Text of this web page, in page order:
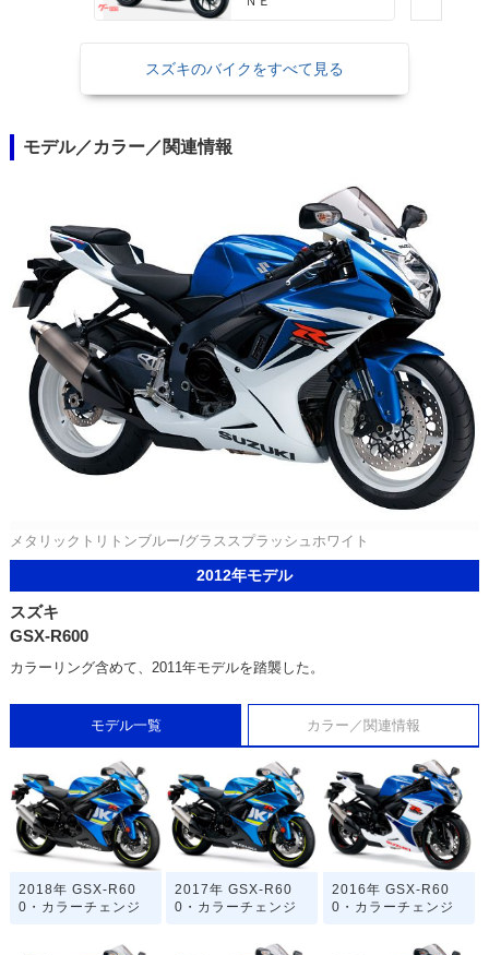
スズキのバイクをすべて見る
モデル／カラー／関連情報
メタリックトリトンブルー/グラススプラッシュホワイト
2012年モデル
スズキ
GSX-R600
カラーリング含めて、2011年モデルを踏襲した。
モデル一覧 カラー／関連情報
2018年 GSX-R60
0・カラーチェンジ
2017年 GSX-R60
0・カラーチェンジ
2016年 GSX-R60
0・カラーチェンジ